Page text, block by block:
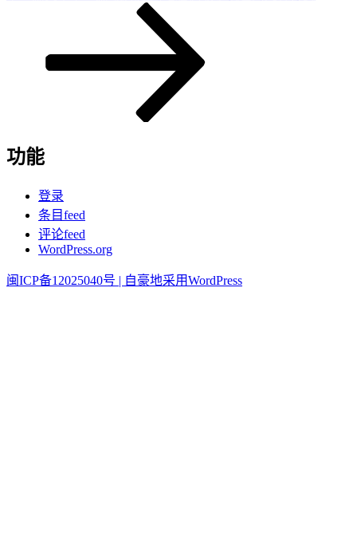
功能
登录
条目feed
评论feed
WordPress.org
闽ICP备12025040号 | 自豪地采用WordPress